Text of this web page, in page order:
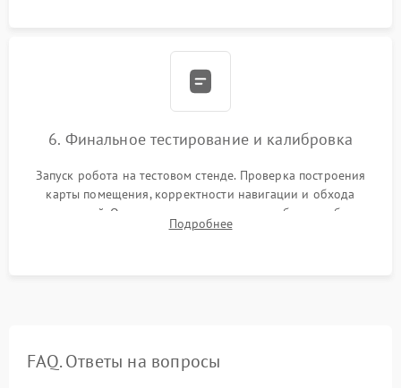
6. Финальное тестирование и калибровка
Запуск робота на тестовом стенде. Проверка построения
карты помещения, корректности навигации и обхода
препятствий. Оценка силы всасывания и работы турбины.
Тестирование автоматического возврата на док-станцию и
Подробнее
FAQ. Ответы на вопросы